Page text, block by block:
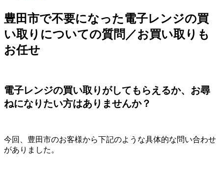
豊田市で不要になった電子レンジの買
い取りについての質問／お買い取りも
お任せ
電子レンジの買い取りがしてもらえるか、お尋
ねになりたい方はありませんか？
今回、豊田市のお客様から下記のような具体的な問い合わせ
がありました。